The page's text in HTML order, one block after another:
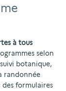
à tous
selon
botanique,
randonnée
des formulaires